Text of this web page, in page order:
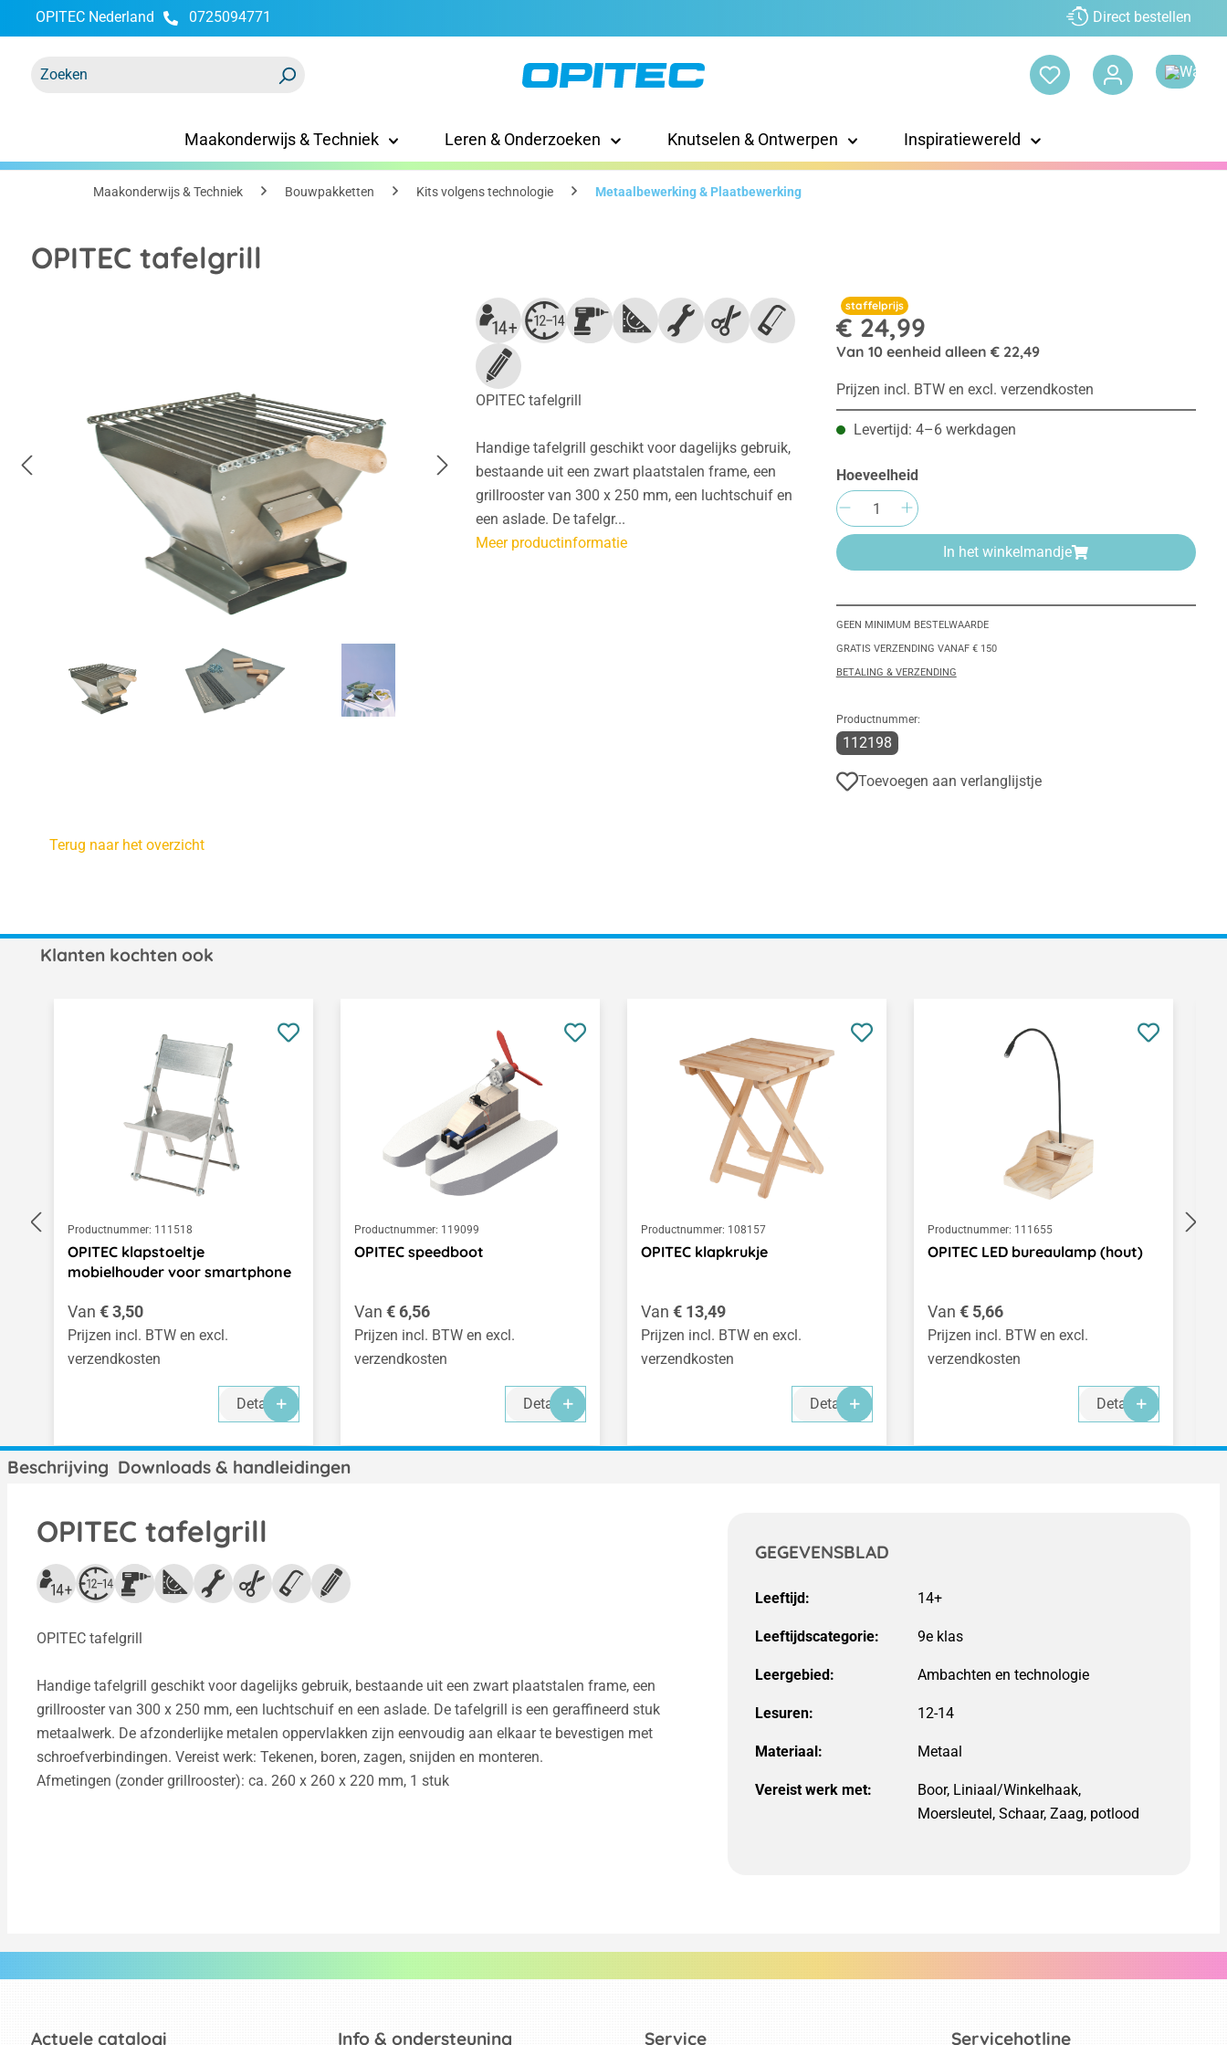
Ga naar de hoofdnavigatie
OPITEC Nederland 0725094771 Direct bestellen
Maakonderwijs & Techniek Leren & Onderzoeken Knutselen & Ontwerpen Inspiratiewereld
Maakonderwijs & Techniek Bouwpakketten Kits volgens technologie Metaalbewerking & Plaatbewerking
OPITEC tafelgrill
OPITEC tafelgrill
Handige tafelgrill geschikt voor dagelijks gebruik,
bestaande uit een zwart plaatstalen frame, een
grillrooster van 300 x 250 mm, een luchtschuif en
een aslade. De tafelgr...
Meer productinformatie
staffelprijs
€ 24,99
Van 10eenheid alleen € 22,49
Prijzen incl. BTW en excl. verzendkosten
Levertijd: 4–6 werkdagen
Hoeveelheid
Producthoeveelheid: Voer de
In het winkelmandje
GEEN MINIMUM BESTELWAARDE
GRATIS VERZENDING VANAF € 150
BETALING & VERZENDING
Productnummer:
112198
Toevoegen aan verlanglijstje
Terug naar het overzicht
Klanten kochten ook
Productnummer: 111518
OPITEC klapstoeltje
mobielhouder voor smartphone
Normale prijs:
Van € 3,50
Prijzen incl. BTW en excl.
verzendkosten
Details
Productnummer: 119099
OPITEC speedboot
Normale prijs:
Van € 6,56
Prijzen incl. BTW en excl.
verzendkosten
Details
Productnummer: 108157
OPITEC klapkrukje
Normale prijs:
Van € 13,49
Prijzen incl. BTW en excl.
verzendkosten
Details
Productnummer: 111655
OPITEC LED bureaulamp (hout)
Normale prijs:
Van € 5,66
Prijzen incl. BTW en excl.
verzendkosten
Details
Beschrijving Downloads & handleidingen
OPITEC tafelgrill
OPITEC tafelgrill
Handige tafelgrill geschikt voor dagelijks gebruik, bestaande uit een zwart plaatstalen frame, een
grillrooster van 300 x 250 mm, een luchtschuif en een aslade. De tafelgrill is een geraffineerd stuk
metaalwerk. De afzonderlijke metalen oppervlakken zijn eenvoudig aan elkaar te bevestigen met
schroefverbindingen. Vereist werk: Tekenen, boren, zagen, snijden en monteren.
Afmetingen (zonder grillrooster): ca. 260 x 260 x 220 mm, 1 stuk
GEGEVENSBLAD
Leeftijd: 14+
Leeftijdscategorie: 9e klas
Leergebied:
Lesuren: 12-14
Materiaal:
Vereist werk met:
Boor, Liniaal/Winkelhaak,
Moersleutel, Schaar, Zaag, potlood
Actuele catalogi Servicehotline
Info & ondersteuning Service